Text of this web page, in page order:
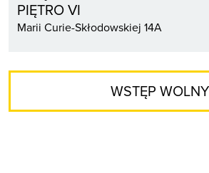
PIĘTRO VI
Marii Curie-Skłodowskiej 14A
WSTĘP WOLNY